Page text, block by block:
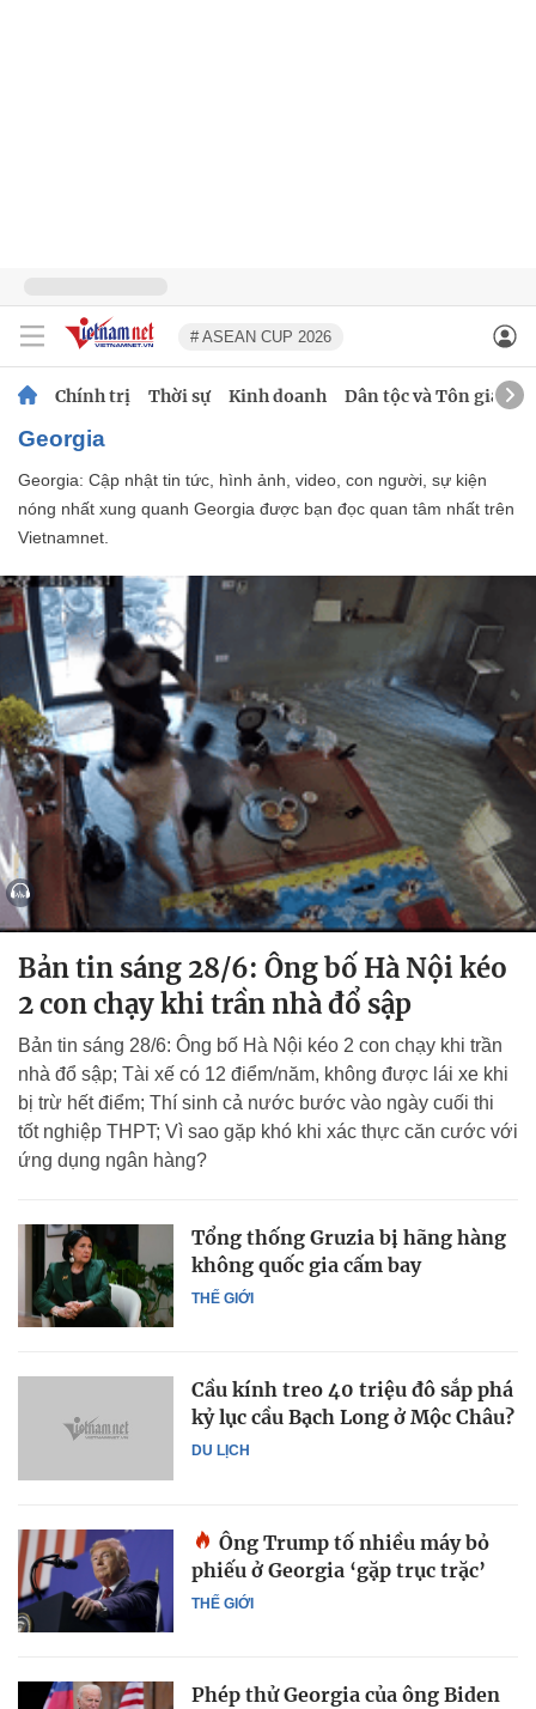
# ASEAN CUP 2026
Chính trị Thời sự Kinh doanh Dân tộc và Tôn giáo
Georgia
Georgia: Cập nhật tin tức, hình ảnh, video, con người, sự kiện
nóng nhất xung quanh Georgia được bạn đọc quan tâm nhất trên
Vietnamnet.
Bản tin sáng 28/6: Ông bố Hà Nội kéo
2 con chạy khi trần nhà đổ sập
Bản tin sáng 28/6: Ông bố Hà Nội kéo 2 con chạy khi trần
nhà đổ sập; Tài xế có 12 điểm/năm, không được lái xe khi
bị trừ hết điểm; Thí sinh cả nước bước vào ngày cuối thi
tốt nghiệp THPT; Vì sao gặp khó khi xác thực căn cước với
ứng dụng ngân hàng?
THẾ GIỚI
Tổng thống Gruzia bị hãng hàng
không quốc gia cấm bay
DU LỊCH
Cầu kính treo 40 triệu đô sắp phá
kỷ lục cầu Bạch Long ở Mộc Châu?
THẾ GIỚI
Ông Trump tố nhiều máy bỏ
phiếu ở Georgia ‘gặp trục trặc’
Phép thử Georgia của ông Biden